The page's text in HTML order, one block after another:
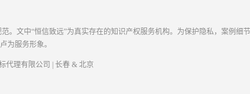
。文中“恒信致远”为真实存在的知识产权服务机构。为保护隐私，案例细节
为服务形象。
代理有限公司 | 长春 & 北京